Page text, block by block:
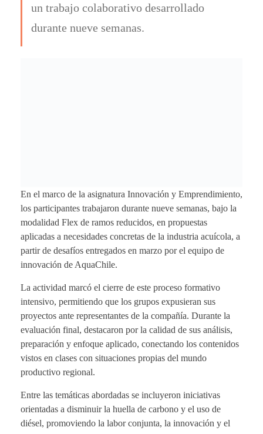
un trabajo colaborativo desarrollado
durante nueve semanas.
En el marco de la asignatura Innovación y Emprendimiento,
los participantes trabajaron durante nueve semanas, bajo la
modalidad Flex de ramos reducidos, en propuestas
aplicadas a necesidades concretas de la industria acuícola, a
partir de desafíos entregados en marzo por el equipo de
innovación de AquaChile.
La actividad marcó el cierre de este proceso formativo
intensivo, permitiendo que los grupos expusieran sus
proyectos ante representantes de la compañía. Durante la
evaluación final, destacaron por la calidad de sus análisis,
preparación y enfoque aplicado, conectando los contenidos
vistos en clases con situaciones propias del mundo
productivo regional.
Entre las temáticas abordadas se incluyeron iniciativas
orientadas a disminuir la huella de carbono y el uso de
diésel, promoviendo la labor conjunta, la innovación y el